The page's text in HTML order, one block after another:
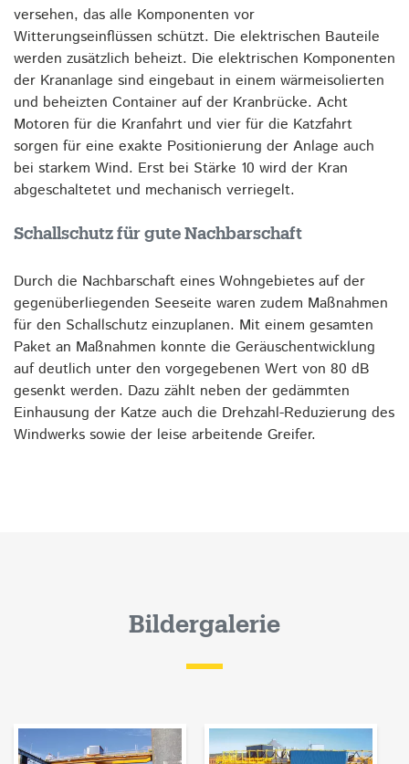
versehen, das alle Komponenten vor
Witterungseinflüssen schützt. Die elektrischen Bauteile
werden zusätzlich beheizt. Die elektrischen Komponenten
der Krananlage sind eingebaut in einem wärmeisolierten
und beheizten Container auf der Kranbrücke. Acht
Motoren für die Kranfahrt und vier für die Katzfahrt
sorgen für eine exakte Positionierung der Anlage auch
bei starkem Wind. Erst bei Stärke 10 wird der Kran
abgeschaltetet und mechanisch verriegelt.
Schallschutz für gute Nachbarschaft
Durch die Nachbarschaft eines Wohngebietes auf der
gegenüberliegenden Seeseite waren zudem Maßnahmen
für den Schallschutz einzuplanen. Mit einem gesamten
Paket an Maßnahmen konnte die Geräuschentwicklung
auf deutlich unter den vorgegebenen Wert von 80 dB
gesenkt werden. Dazu zählt neben der gedämmten
Einhausung der Katze auch die Drehzahl-Reduzierung des
Windwerks sowie der leise arbeitende Greifer.
Bildergalerie